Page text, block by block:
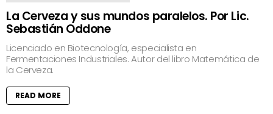
La Cerveza y sus mundos paralelos. Por Lic.
Sebastián Oddone
Licenciado en Biotecnología, especialista en
Fermentaciones Industriales. Autor del libro Matemática de
la Cerveza.
READ MORE